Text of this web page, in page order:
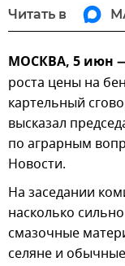
Читать в
МОСКВА, 5 июн
роста цены на
картельный
высказал
по аграрным
Новости.
На заседании
насколько
смазочные
селяне и